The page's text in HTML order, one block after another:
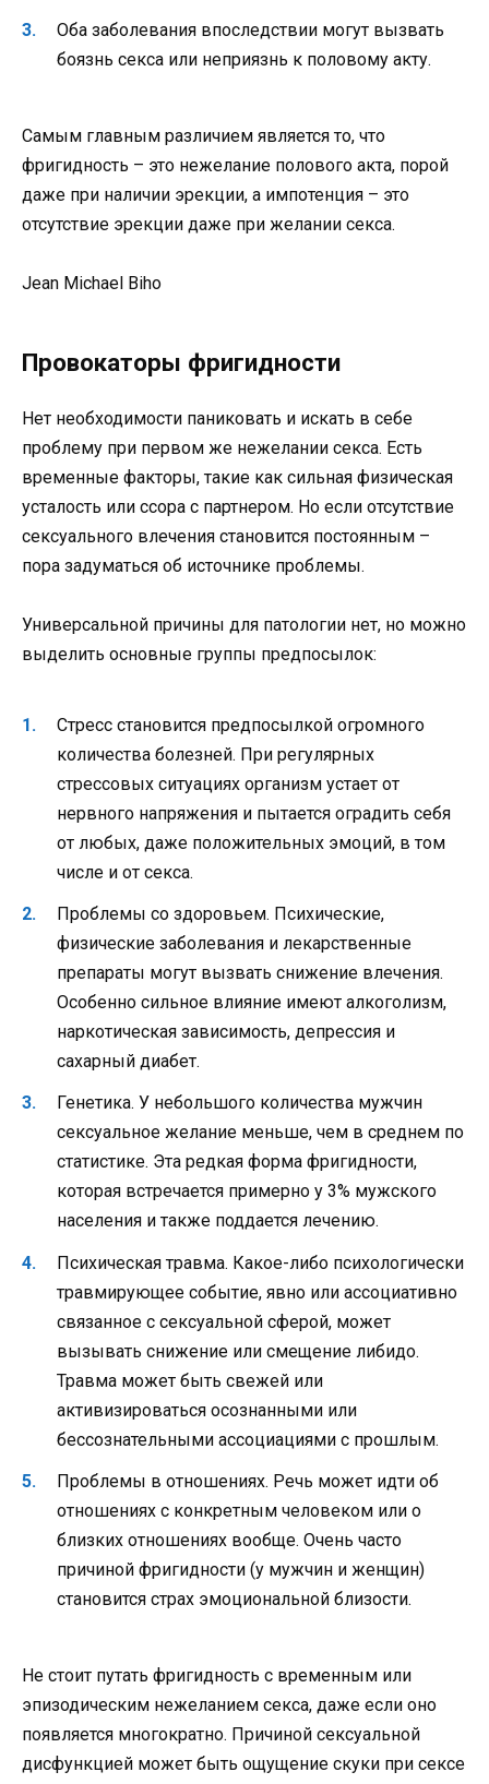
Оба заболевания впоследствии могут вызвать
боязнь секса или неприязнь к половому акту.
Самым главным различием является то, что
фригидность – это нежелание полового акта, порой
даже при наличии эрекции, а импотенция – это
отсутствие эрекции даже при желании секса.
Jean Michael Biho
Провокаторы фригидности
Нет необходимости паниковать и искать в себе
проблему при первом же нежелании секса. Есть
временные факторы, такие как сильная физическая
усталость или ссора с партнером. Но если отсутствие
сексуального влечения становится постоянным –
пора задуматься об источнике проблемы.
Универсальной причины для патологии нет, но можно
выделить основные группы предпосылок:
Стресс становится предпосылкой огромного
количества болезней. При регулярных
стрессовых ситуациях организм устает от
нервного напряжения и пытается оградить себя
от любых, даже положительных эмоций, в том
числе и от секса.
Проблемы со здоровьем. Психические,
физические заболевания и лекарственные
препараты могут вызвать снижение влечения.
Особенно сильное влияние имеют алкоголизм,
наркотическая зависимость, депрессия и
сахарный диабет.
Генетика. У небольшого количества мужчин
сексуальное желание меньше, чем в среднем по
статистике. Эта редкая форма фригидности,
которая встречается примерно у 3% мужского
населения и также поддается лечению.
Психическая травма. Какое-либо психологически
травмирующее событие, явно или ассоциативно
связанное с сексуальной сферой, может
вызывать снижение или смещение либидо.
Травма может быть свежей или
активизироваться осознанными или
бессознательными ассоциациями с прошлым.
Проблемы в отношениях. Речь может идти об
отношениях с конкретным человеком или о
близких отношениях вообще. Очень часто
причиной фригидности (у мужчин и женщин)
становится страх эмоциональной близости.
Не стоит путать фригидность с временным или
эпизодическим нежеланием секса, даже если оно
появляется многократно. Причиной сексуальной
дисфункцией может быть ощущение скуки при сексе